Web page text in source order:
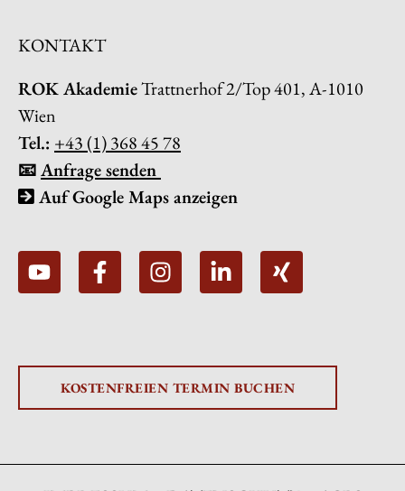
KONTAKT
ROK AkademieTrattnerhof 2/Top 401, A-1010
Wien
Tel.: +43 (1) 368 45 78
📧Anfrage senden
Auf Google Maps anzeigen
KOSTENFREIEN TERMIN BUCHEN